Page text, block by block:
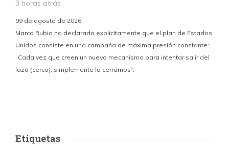
3 horas atrás
09 de agosto de 2026
Marco Rubio ha declarado explícitamente que el plan de Estados
Unidos consiste en una campaña de máxima presión constante:
“Cada vez que creen un nuevo mecanismo para intentar salir del
lazo (cerco), simplemente lo cerramos”.
Etiquetas